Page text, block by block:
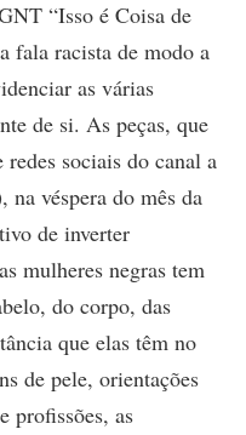
“Isso é Coisa de
fala racista de modo a
as várias
de si. As peças, que
sociais do canal a
véspera do mês da
de inverter
mulheres negras tem
do corpo, das
que elas têm no
de pele, orientações
profissões, as